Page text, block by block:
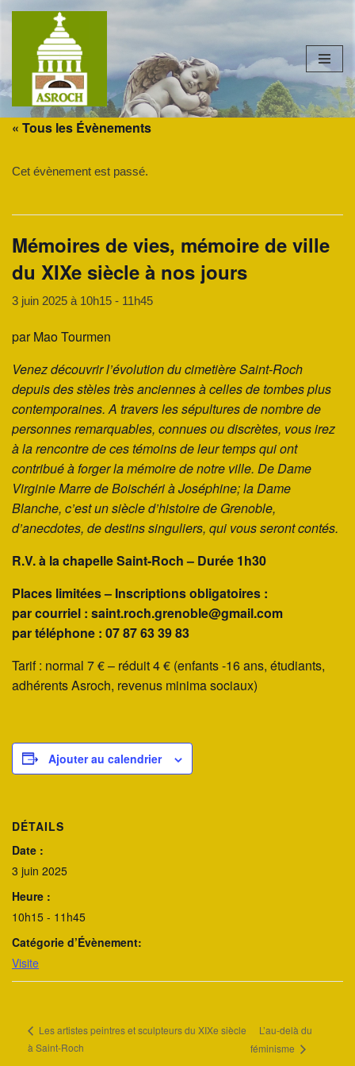
contenu
« Tous les Évènements
Cet évènement est passé.
Mémoires de vies, mémoire de ville
du XIXe siècle à nos jours
3 juin 2025 à 10h15 - 11h45
par Mao Tourmen
Venez découvrir l’évolution du cimetière Saint-Roch
depuis des stèles très anciennes à celles de tombes plus
contemporaines. A travers les sépultures de nombre de
personnes remarquables, connues ou discrètes, vous irez
à la rencontre de ces témoins de leur temps qui ont
contribué à forger la mémoire de notre ville. De Dame
Virginie Marre de Boischéri à Joséphine; la Dame
Blanche, c’est un siècle d’histoire de Grenoble,
d’anecdotes, de destins singuliers, qui vous seront contés.
R.V. à la chapelle Saint-Roch – Durée 1h30
Places limitées – Inscriptions obligatoires :
par courriel : saint.roch.grenoble@gmail.com
par téléphone : 07 87 63 39 83
Tarif : normal 7 € – réduit 4 € (enfants -16 ans, étudiants,
adhérents Asroch, revenus minima sociaux)
Ajouter au calendrier
DÉTAILS
Date :
3 juin 2025
Heure :
10h15 - 11h45
Catégorie d’Évènement:
Visite
Les artistes peintres et sculpteurs du XIXe siècle
à Saint-Roch
L’au-delà du
féminisme